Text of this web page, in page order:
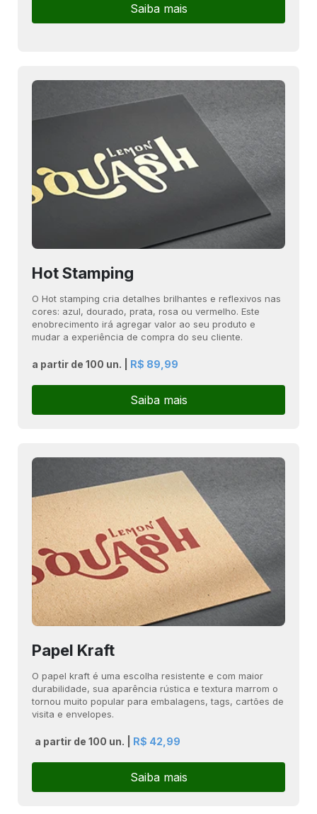
Saiba mais
Hot Stamping
O Hot stamping cria detalhes brilhantes e reflexivos nas
cores: azul, dourado, prata, rosa ou vermelho. Este
enobrecimento irá agregar valor ao seu produto e
mudar a experiência de compra do seu cliente.
a partir de 100 un. | R$ 89,99
Saiba mais
Papel Kraft
O papel kraft é uma escolha resistente e com maior
durabilidade, sua aparência rústica e textura marrom o
tornou muito popular para embalagens, tags, cartões de
visita e envelopes.
a partir de 100 un. | R$ 42,99
Saiba mais